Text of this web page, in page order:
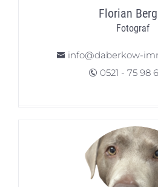
Florian
Fotograf
info@daberkow-
0521 - 75 98